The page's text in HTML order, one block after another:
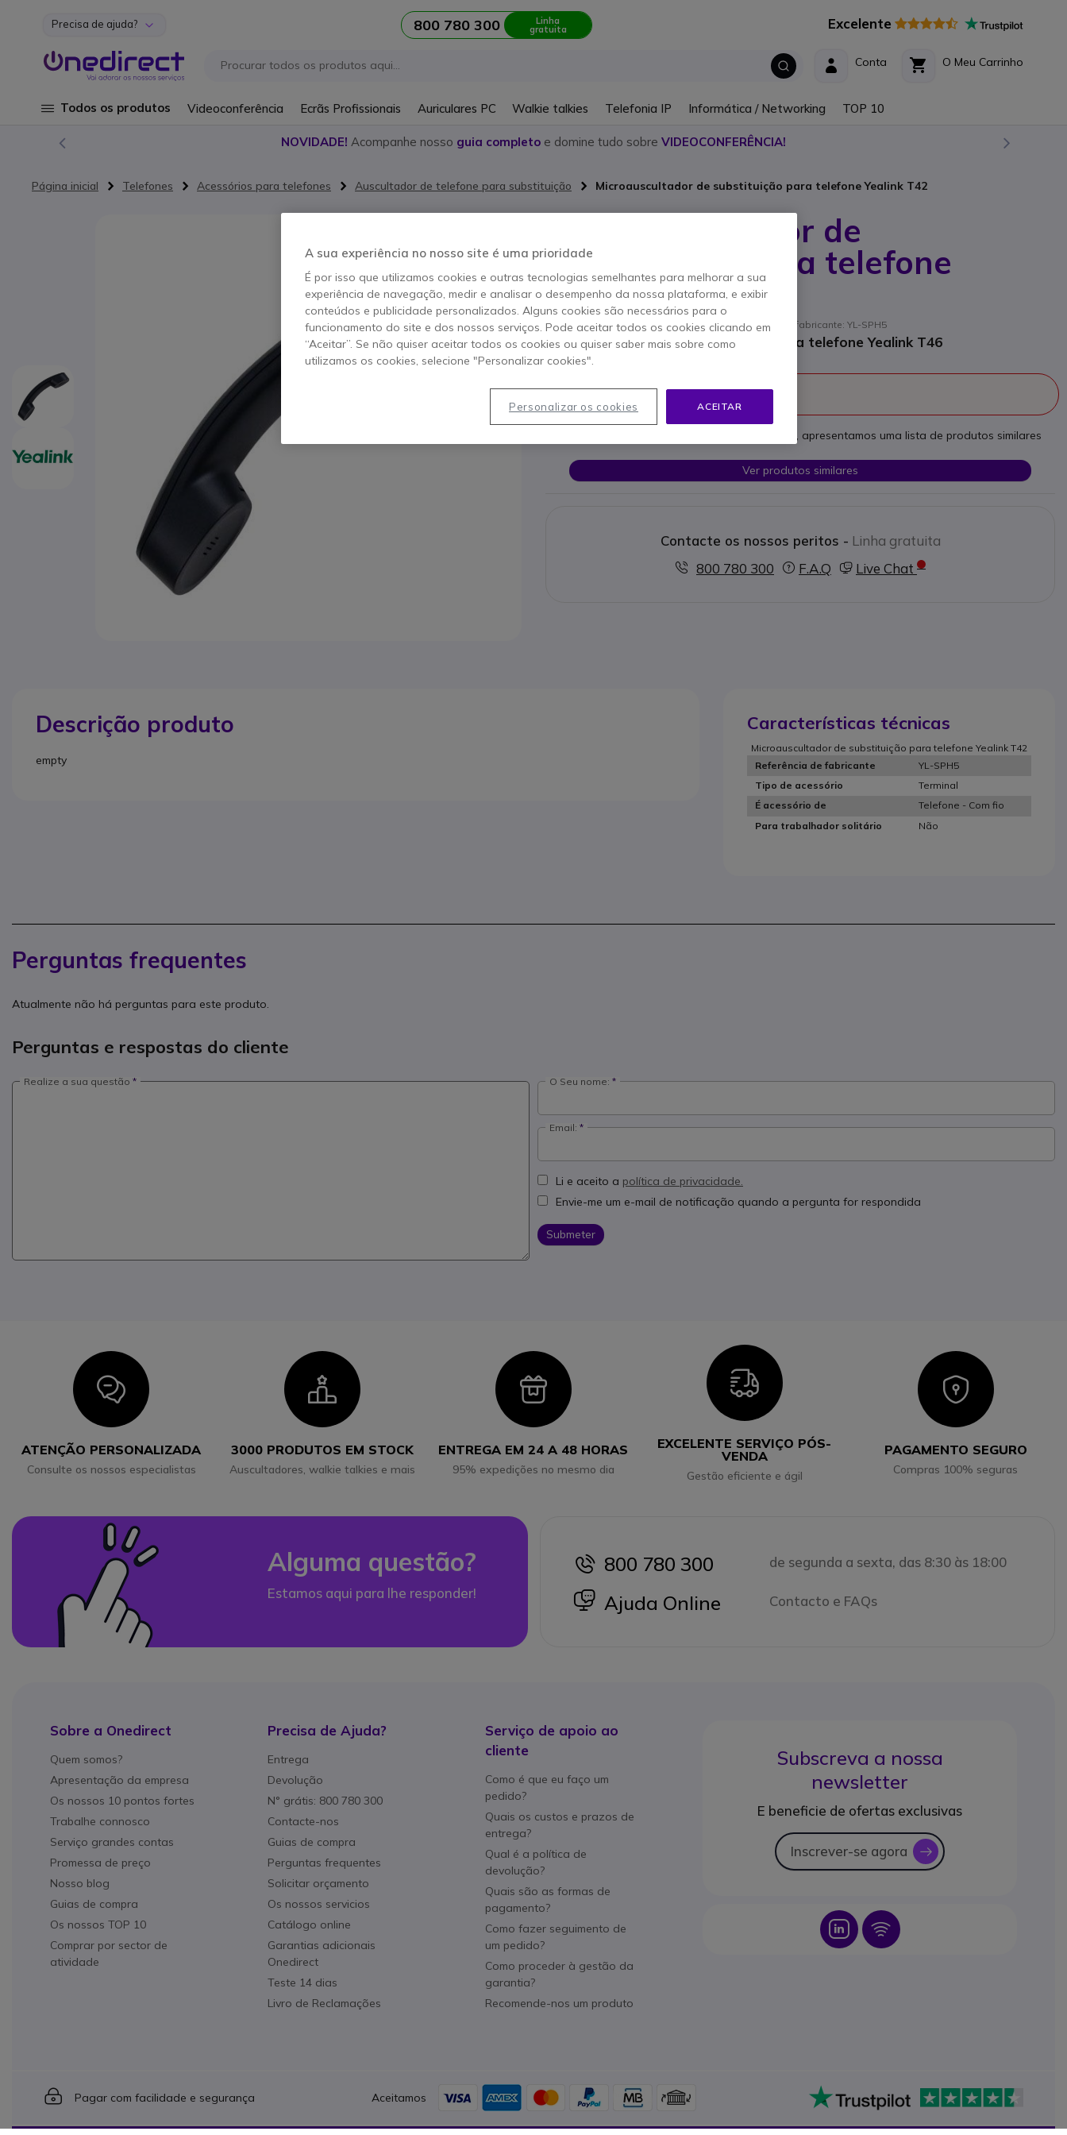
Ir para o Conteúdo
Precisa de ajuda? 800 780 300 Linha
gratuita Excelente
O Meu Carrinho
Conta
Todos os produtos Videoconferência Ecrãs Profissionais Auriculares PC Walkie talkies Telefonia IP Informática / Networking TOP 10
NOVIDADE! Acompanhe nosso guia completo e domine tudo sobre VIDEOCONFERÊNCIA!
Página inicial Telefones Acessórios para telefones Auscultador de telefone para substituição Microauscultador de substituição para telefone Yealink T42
Microauscultador de
substituição para telefone
Yealink T42
Referência produto: YEALINKT42COMB // Referência de fabricante: YL-SPH5
Microauscultador de substituição para telefone Yealink T46
Este produto já não é fabricado
Para melhor satisfazer as suas necessidades, apresentamos uma lista de produtos similares
Ver produtos similares
Contacte os nossos peritos - Linha gratuita
800 780 300
F.A.Q Live Chat
Descrição produto
empty
Características técnicas
Microauscultador de substituição para telefone Yealink T42
Referência de fabricante
YL-SPH5
Tipo de acessório
Terminal
É acessório de
Telefone - Com fio
Para trabalhador solitário
Não
Perguntas frequentes
Atualmente não há perguntas para este produto.
Perguntas e respostas do cliente
Realize a sua questão O Seu nome:
Email:
Li e aceito a política de privacidade.
Envie-me um e-mail de notificação quando a pergunta for respondida
Submeter
Icon
ATENÇÃO PERSONALIZADA
Consulte os nossos especialistas
Icon
3000 PRODUTOS EM STOCK
Auscultadores, walkie talkies e mais
Icon
ENTREGA EM 24 A 48 HORAS
95% expedições no mesmo dia
Icon
EXCELENTE SERVIÇO PÓS-
VENDA
Gestão eficiente e ágil
Icon
PAGAMENTO SEGURO
Compras 100% seguras
Alguma questão?
Estamos aqui para lhe responder!
icon
800 780 300 de segunda a sexta, das 8:30 às 18:00
icon
Ajuda Online Contacto e FAQs
Sobre a Onedirect
Quem somos?
Apresentação da empresa
Os nossos 10 pontos fortes
Trabalhe connosco
Serviço grandes contas
Promessa de preço
Nosso blog
Guias de compra
Os nossos TOP 10
Comprar por sector de
atividade
Precisa de Ajuda?
Entrega
Devolução
N° grátis: 800 780 300
Contacte-nos
Guias de compra
Perguntas frequentes
Solicitar orçamento
Os nossos servicios
Catálogo online
Garantias adicionais
Onedirect
Teste 14 dias
Livro de Reclamações
Serviço de apoio ao
cliente
Como é que eu faço um
pedido?
Quais os custos e prazos de
entrega?
Qual é a política de
devolução?
Quais são as formas de
pagamento?
Como fazer seguimento de
um pedido?
Como proceder à gestão da
garantia?
Recomende-nos um produto
Subscreva a nossa
newsletter
E beneficie de ofertas exclusivas
Inscrever-se agora icon
Icon Icon
Icon
Pagar com facilidade e segurança Aceitamos
A sua experiência no nosso site é uma prioridade
É por isso que utilizamos cookies e outras tecnologias semelhantes para melhorar a sua
experiência de navegação, medir e analisar o desempenho da nossa plataforma, e exibir
conteúdos e publicidade personalizados. Alguns cookies são necessários para o
funcionamento do site e dos nossos serviços. Pode aceitar todos os cookies clicando em
“Aceitar”. Se não quiser aceitar todos os cookies ou quiser saber mais sobre como
utilizamos os cookies, selecione "Personalizar cookies".
ACEITAR
Personalizar os cookies